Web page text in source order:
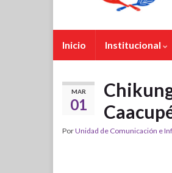
Inicio Institucional
MAR
01
PorUnidad de Comunicación e